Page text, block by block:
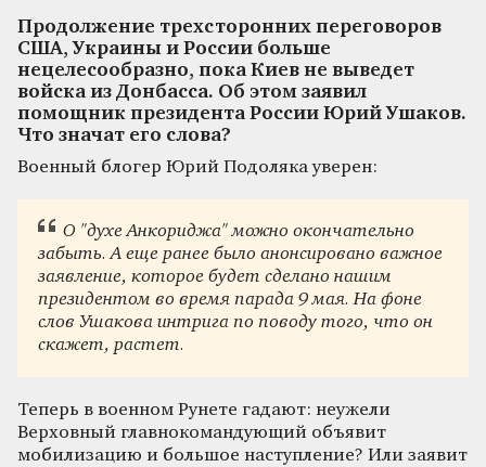
Продолжение трехсторонних переговоров
США, Украины и России больше
нецелесообразно, пока Киев не выведет
войска из Донбасса. Об этом заявил
помощник президента России Юрий Ушаков.
Что значат его слова?
Военный блогер Юрий Подоляка уверен:
О "духе Анкориджа" можно окончательно
забыть. А еще ранее было анонсировано важное
заявление, которое будет сделано нашим
президентом во время парада 9 мая. На фоне
слов Ушакова интрига по поводу того, что он
скажет, растет.
Теперь в военном Рунете гадают: неужели
Верховный главнокомандующий объявит
мобилизацию и большое наступление? Или заявит